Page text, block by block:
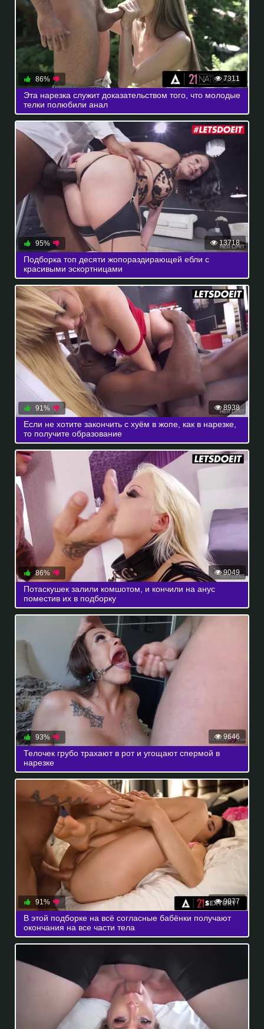
7311
86%
Эта нарезка служит доказательством того, что молодые
телки полюбили анал
13718
95%
Подборка топ десяти жопораздирающей ебли с
красивыми эскортницами
8938
91%
Если не хотите закончить с хуём в жопе, как в нарезке,
то получите образование
9049
86%
Потаскушек залили комшотом, и кончили на анус
поместив их в подборку
9646
93%
Телочек грубо трахают в рот и угощают спермой в
нарезке
9077
91%
В этой подборке на всё согласные бабёнки получают
окончания на все части тела